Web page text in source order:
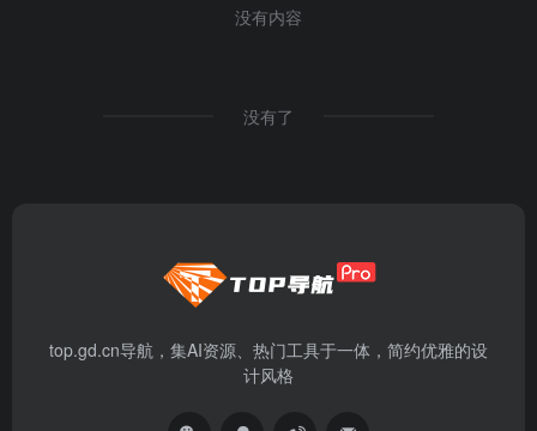
没有内容
没有了
top.gd.cn导航，集AI资源、热门工具于一体，简约优雅的设
计风格